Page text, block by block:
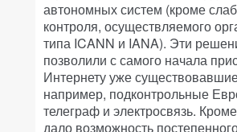
автономных систем (кроме
контроля, осуществляемого
типа ICANN и IANA). Эти
позволили с самого начала
Интернету уже
например, подконтрольные
телеграф и электросвязь.
дало возможность